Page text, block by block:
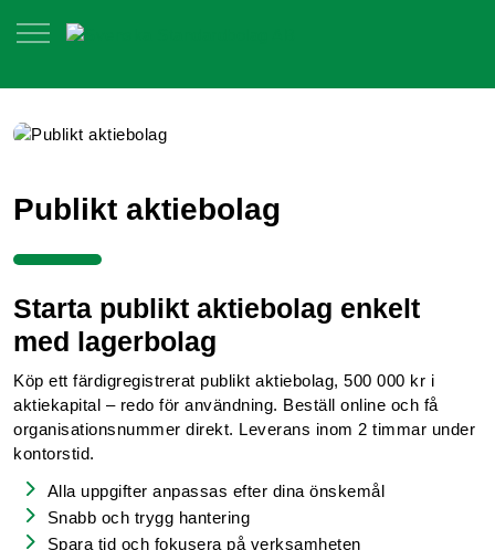
Publikt aktiebolag
Starta publikt aktiebolag enkelt
med lagerbolag
Köp ett färdigregistrerat publikt aktiebolag, 500 000 kr i
aktiekapital – redo för användning. Beställ online och få
organisationsnummer direkt. Leverans inom 2 timmar under
kontorstid.
Alla uppgifter anpassas efter dina önskemål
Snabb och trygg hantering
Spara tid och fokusera på verksamheten